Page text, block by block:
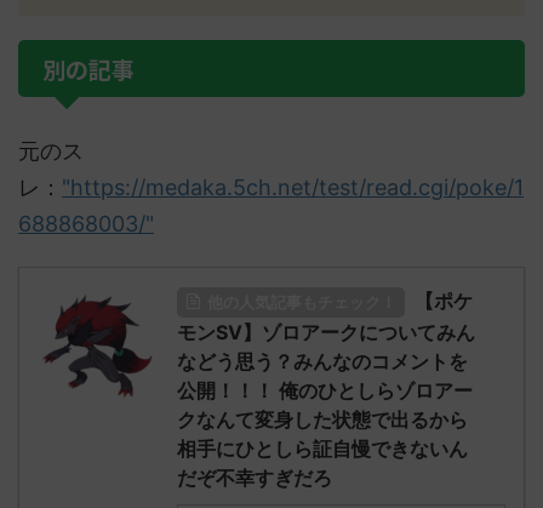
別の記事
元のス
レ： "https://medaka.5ch.net/test/read.cgi/poke/1
688868003/"
【ポケ
モンSV】ゾロアークについてみん
などう思う？みんなのコメントを
公開！！！ 俺のひとしらゾロアー
クなんて変身した状態で出るから
相手にひとしら証自慢できないん
だぞ不幸すぎだろ